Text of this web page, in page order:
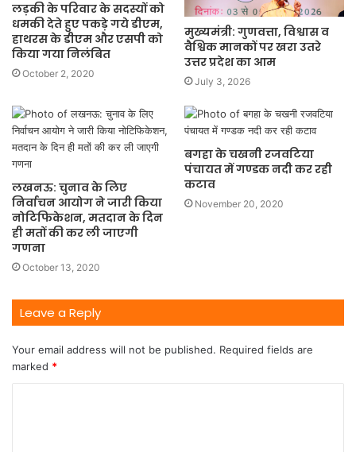
लड़की के परिवार के सदस्यों को
धमकी देते हुए पकड़े गये डीएम,
हाथरस के डीएम और एसपी को
किया गया निलंबित
October 2, 2020
मुख्यमंत्री: गुणवत्ता, विश्वास व
वैश्विक मानकों पर खरा उतरे
उत्तर प्रदेश का आम
July 3, 2026
लखनऊ: चुनाव के लिए
निर्वाचन आयोग ने जारी किया
नोटिफिकेशन, मतदान के दिन
ही मतों की कर ली जाएगी
गणना
October 13, 2020
बगहा के चखनी रजवटिया
पंचायत में गण्डक नदी कर रही
कटाव
November 20, 2020
Leave a Reply
Your email address will not be published. Required fields are
marked *